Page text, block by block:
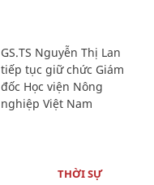
GS.TS Nguyễn Thị Lan
tiếp tục giữ chức Giám
đốc Học viện Nông
nghiệp Việt Nam
THỜI SỰ